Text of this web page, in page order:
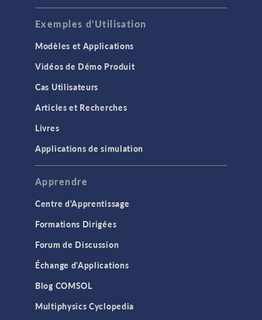
Exemples d'Utilisation
Modèles et Applications
Vidéos de Démo Produit
Cas Utilisateurs
Articles et Recherches
Livres
Applications de simulation
Apprendre
Centre d'Apprentissage
Formations Dirigées
Forum de Discussion
Échange d'Applications
Blog COMSOL
Multiphysics Cyclopedia